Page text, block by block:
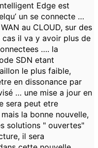
Edge est
un se connecte …
au CLOUD, sur des
cas il va y avoir plus de
…. la
SDN etant
le plus faible,
en dissonance par
… une mise a jour en
sera peut etre
la bonne nouvelle,
solutions " ouvertes"
il sera